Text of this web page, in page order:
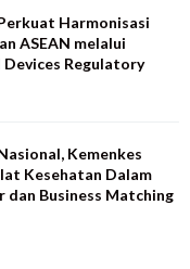
Harmonisasi
ASEAN melalui
Devices Regulatory
Kemenkes
Kesehatan Dalam
dan Business Matching